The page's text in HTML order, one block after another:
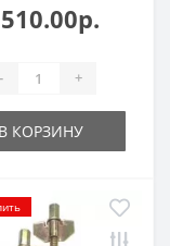
- +
В КОРЗИНУ